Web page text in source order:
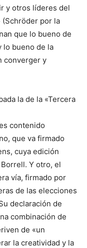
y otros líderes del
(Schröder por la
que lo bueno de
lo bueno de la
converger y
la de la «Tercera
contenido
que va firmado
cuya edición
Y otro, el
vía, firmado por
de las elecciones
declaración de
combinación de
de «un
la creatividad y la